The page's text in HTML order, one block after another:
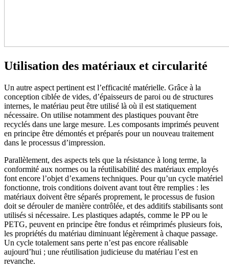
Utilisation des matériaux et circularité
Un autre aspect pertinent est l’efficacité matérielle. Grâce à la
conception ciblée de vides, d’épaisseurs de paroi ou de structures
internes, le matériau peut être utilisé là où il est statiquement
nécessaire. On utilise notamment des plastiques pouvant être
recyclés dans une large mesure. Les composants imprimés peuvent
en principe être démontés et préparés pour un nouveau traitement
dans le processus d’impression.
Parallèlement, des aspects tels que la résistance à long terme, la
conformité aux normes ou la réutilisabilité des matériaux employés
font encore l’objet d’examens techniques. Pour qu’un cycle matériel
fonctionne, trois conditions doivent avant tout être remplies : les
matériaux doivent être séparés proprement, le processus de fusion
doit se dérouler de manière contrôlée, et des additifs stabilisants sont
utilisés si nécessaire. Les plastiques adaptés, comme le PP ou le
PETG, peuvent en principe être fondus et réimprimés plusieurs fois,
les propriétés du matériau diminuant légèrement à chaque passage.
Un cycle totalement sans perte n’est pas encore réalisable
aujourd’hui ; une réutilisation judicieuse du matériau l’est en
revanche.